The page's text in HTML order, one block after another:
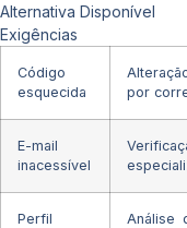
Alternativa Disponível
Exigências
Código
esquecida
por
E-mail
inacessível
Perfil
Análise